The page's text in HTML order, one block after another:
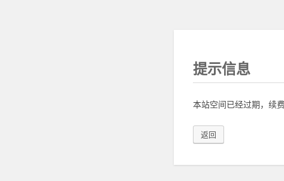
提示信息
本站空间已经过期，续
返回